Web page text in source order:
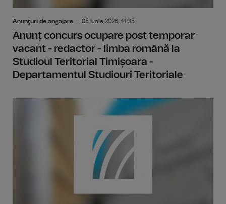
Anunţuri de angajare 05 Iunie 2026, 14:35
Anunț concurs ocupare post temporar
vacant - redactor - limba română la
Studioul Teritorial Timișoara -
Departamentul Studiouri Teritoriale